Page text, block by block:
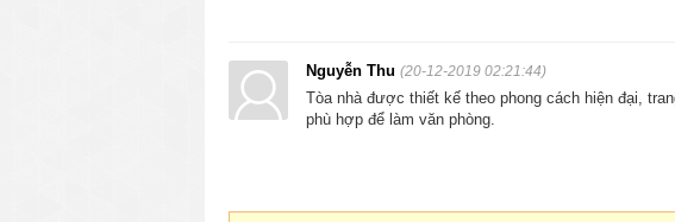
Nguyễn Thu (20-12-2019 02:21:44)
Tòa nhà được thiết kế theo phong cách hiện đại,
phù hợp để làm văn phòng.